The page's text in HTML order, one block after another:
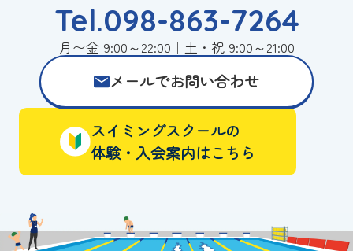
Tel.098-863-7264
月〜金 9:00～22:00｜土・祝 9:00～21:00
メールでお問い合わせ
スイミングスクールの
体験・入会案内はこちら